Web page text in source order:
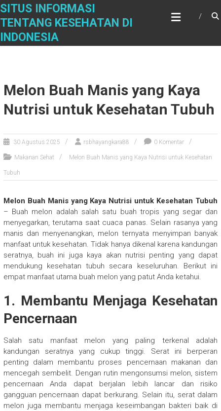
Skip
content
SITUS INFORMASI
TENTANG KESEHATAN DI
INDONESIA
Melon Buah Manis yang Kaya
Nutrisi untuk Kesehatan Tubuh
30 Agustus 2025 rsbhayangkara88 0 Komentar
Makanan Sehat Melon Buah Manis yang Kaya Nutrisi untuk Kesehatan
Tubuh
Melon Buah Manis yang Kaya Nutrisi untuk Kesehatan Tubuh
– Buah melon adalah salah satu buah tropis yang segar dan
menyegarkan, terutama saat cuaca panas. Selain rasanya yang
manis dan menyenangkan, melon ternyata menyimpan banyak
manfaat untuk kesehatan. Tidak hanya dikenal karena kandungan
seratnya, buah ini juga kaya akan nutrisi penting yang dapat
mendukung kesehatan tubuh secara keseluruhan. Berikut ini
empat manfaat utama buah melon yang patut Anda ketahui.
1. Membantu Menjaga Kesehatan
Pencernaan
Salah satu manfaat melon yang paling terkenal adalah
kandungan seratnya yang cukup tinggi. Serat ini berperan
penting dalam membantu proses pencernaan makanan dan
mencegah sembelit. Dengan rutin mengonsumsi melon, sistem
pencernaan Anda dapat berjalan lebih lancar dan risiko
gangguan pencernaan dapat berkurang. Selain itu, serat dalam
melon juga membantu menjaga keseimbangan bakteri baik di